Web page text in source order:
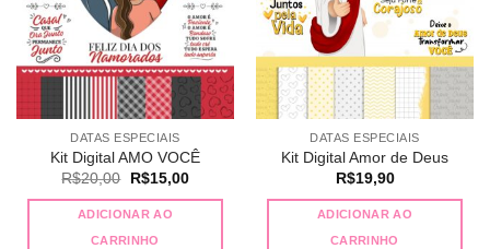
DATAS ESPECIAIS
Kit Digital AMO VOCÊ
R$20,00 O
original
era:
R$20,00.
R$15,00O
ADICIONAR AO
CARRINHO
DATAS ESPECIAIS
Kit Digital Amor de Deus
R$19,90
ADICIONAR AO
CARRINHO